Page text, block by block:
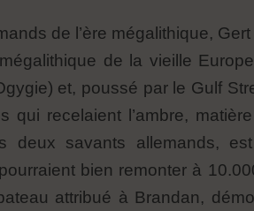
de l’ère mégalithique,
de la vieille
et, poussé par le Gulf
qui recelaient l’ambre,
deux savants allemands,
bien remonter à
attribué à Brandan,